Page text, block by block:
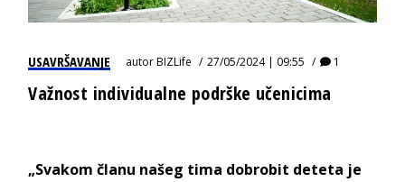
USAVRŠAVANJE autorBIZLife 27/05/2024 | 09:55 1
Važnost individualne podrške učenicima
„Svakom članu našeg tima dobrobit deteta je